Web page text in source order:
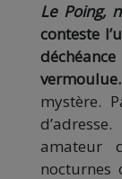
Le Poing,
conteste
mystère.
amateur
nocturnes